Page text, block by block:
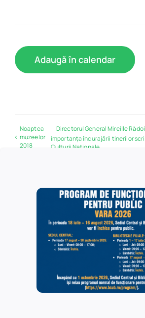
Adaugă în calendar
Noaptea
muzeelor
2018
Directorul General Mireille
importanța încurajării tinerilor
Culturii Naționale
Detalii
Începe:
28/05/2018 @ 5:00 pm